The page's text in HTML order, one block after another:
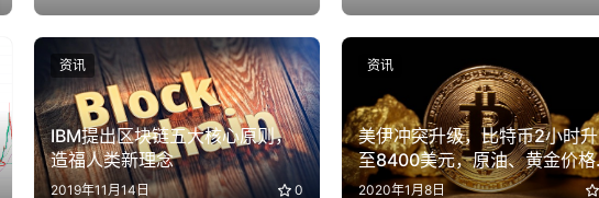
IBM提出区块链五大核心原则，
造福人类新理念
2019年11月14日 0
资讯
美伊冲突升级，比特币2小时升
至8400美元，原油、黄金价格
创新高
2020年1月8日
资讯